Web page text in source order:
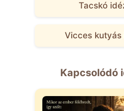
Tacskó
Vicces kutyás
Kapcsolódó